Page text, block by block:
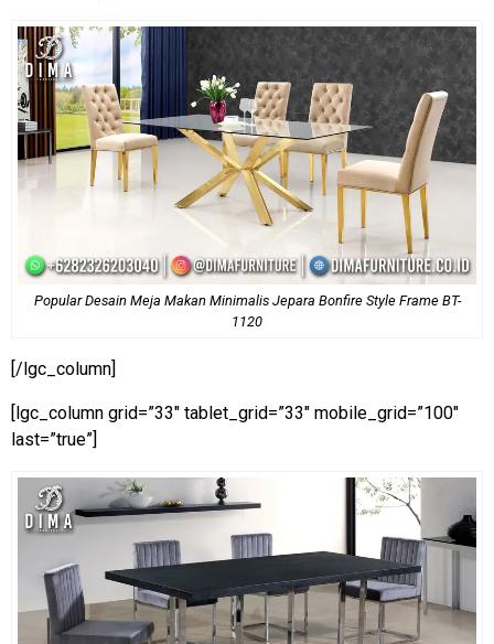
Popular Desain Meja Makan Minimalis Jepara Bonfire Style Frame BT-
1120
[/lgc_column]
[lgc_column grid=”33″ tablet_grid=”33″ mobile_grid=”100″
last=”true”]